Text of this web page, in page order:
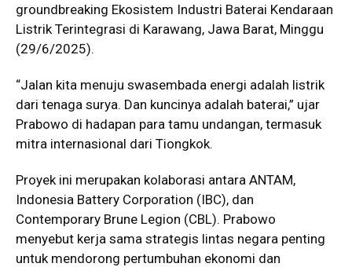
groundbreaking Ekosistem Industri Baterai Kendaraan
Listrik Terintegrasi di Karawang, Jawa Barat, Minggu
(29/6/2025).
“Jalan kita menuju swasembada energi adalah listrik
dari tenaga surya. Dan kuncinya adalah baterai,” ujar
Prabowo di hadapan para tamu undangan, termasuk
mitra internasional dari Tiongkok.
Proyek ini merupakan kolaborasi antara ANTAM,
Indonesia Battery Corporation (IBC), dan
Contemporary Brune Legion (CBL). Prabowo
menyebut kerja sama strategis lintas negara penting
untuk mendorong pertumbuhan ekonomi dan